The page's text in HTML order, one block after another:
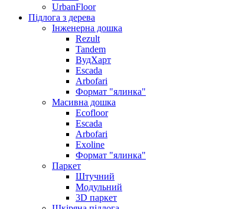
UrbanFloor
Підлога з дерева
Інженерна дошка
Rezult
Tandem
ВудХарт
Escada
Arbofari
Формат "ялинка"
Масивна дошка
Ecofloor
Escada
Arbofari
Exoline
Формат "ялинка"
Паркет
Штучний
Модульний
3D паркет